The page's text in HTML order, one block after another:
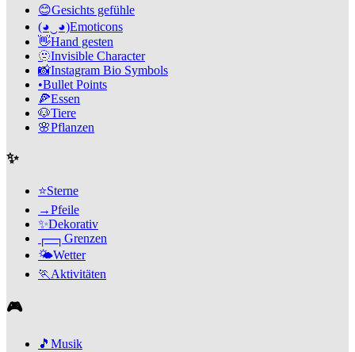
😊Gesichts gefühle
(◕‿◕)Emoticons
👋Hand gesten
🫥Invisible Character
📸Instagram Bio Symbols
•Bullet Points
🍕Essen
🐶Tiere
🌸Pflanzen
✨
⭐Sterne
→Pfeile
✨Dekorativ
┌─┐ Grenzen
🌤️Wetter
🏃Aktivitäten
🎮
🎵 Musik